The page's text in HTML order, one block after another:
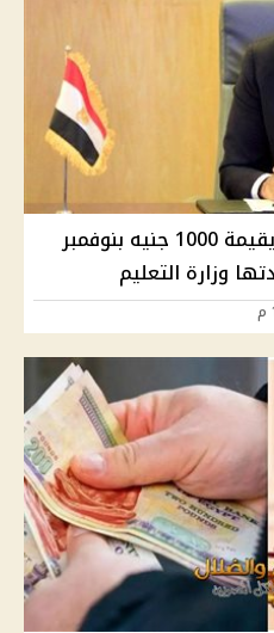
صرف حافز المعلمين 2025 يقيمة 1000 جنيه بنوفمبر
وزارة التعليم